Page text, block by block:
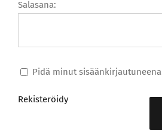
Salasana:
Pidä minut sisäänkirjautuneena
Rekisteröidy